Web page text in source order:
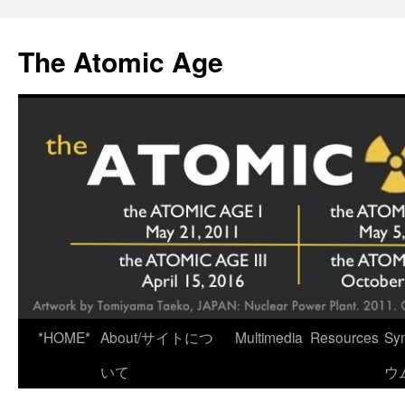
content
The Atomic Age
*HOME* About/サイトにつ
いて
Multimedia Resources
ウ